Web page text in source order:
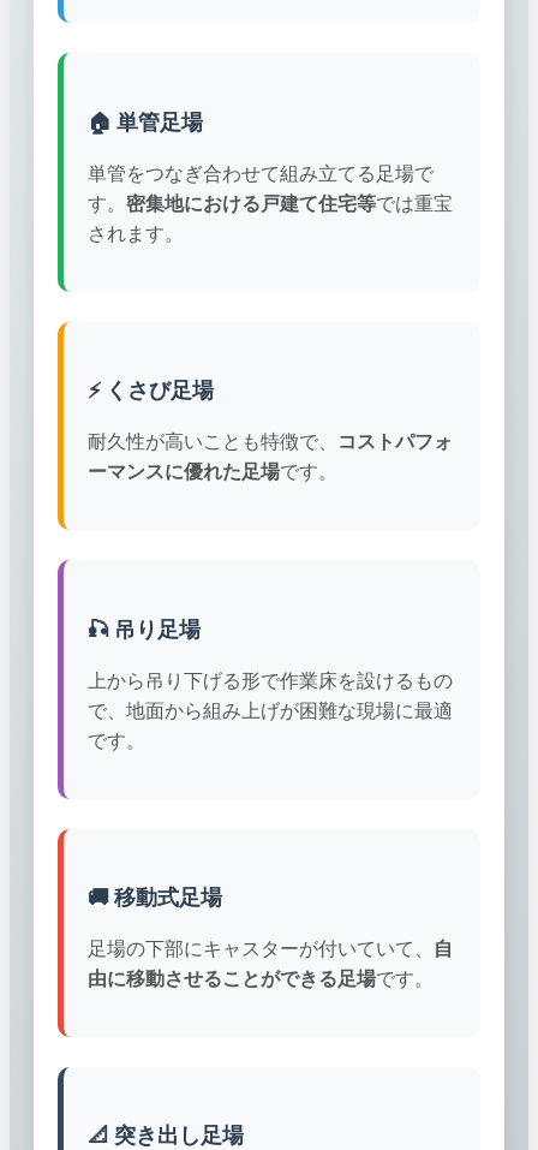
🏠 単管足場
単管をつなぎ合わせて組み立てる足場で
す。 密集地における戸建て住宅等では重宝
されます。
⚡ くさび足場
耐久性が高いことも特徴で、 コストパフォ
ーマンスに優れた足場です。
🎣 吊り足場
上から吊り下げる形で作業床を設けるもの
で、地面から組み上げが困難な現場に最適
です。
🚚 移動式足場
足場の下部にキャスターが付いていて、 自
由に移動させることができる足場です。
📐 突き出し足場